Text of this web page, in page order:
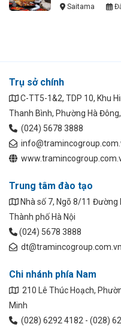
Saitama
Trụ sở chính
C-TT5-1&2, TDP 10, Khu
Thanh Bình, Phường Hà
(024) 5678 3888
Trung tâm đào tạo
Nhà số 7, Ngõ 8/11 Đường
Thành phố Hà Nội
(024) 5678 3888
dt@tramincogroup.com.vn
Chi nhánh phía Nam
210 Lê Thúc Hoạch,
Minh
(028) 6292 4182 - (028)